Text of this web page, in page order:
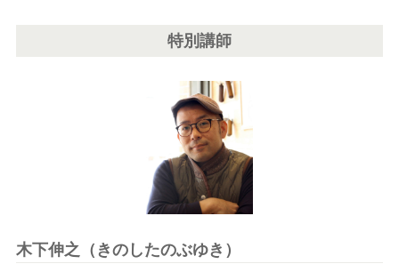
特別講師
木下伸之（きのしたのぶゆき）